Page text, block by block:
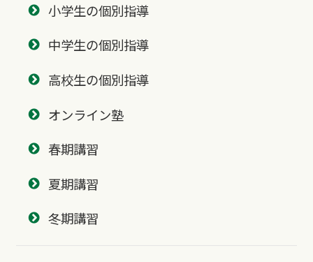
小学生の個別指導
中学生の個別指導
高校生の個別指導
オンライン塾
春期講習
夏期講習
冬期講習